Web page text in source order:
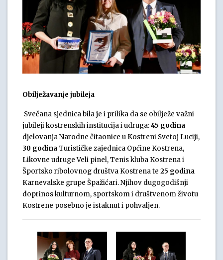
Obilježavanje jubileja
Svečana sjednica bila je i prilika da se obilježe važni
jubileji kostrenskih institucija i udruga:45 godina
djelovanja Narodne čitaonice u Kostreni Svetoj Luciji,
30 godinaTurističke zajednica Općine Kostrena,
Likovne udruge Veli pinel, Tenis kluba Kostrena i
Športsko ribolovnog društva Kostrena te 25 godina
Karnevalske grupe Špažićari. Njihov dugogodišnji
doprinos kulturnom, sportskom i društvenom životu
Kostrene posebno je istaknut i pohvaljen.